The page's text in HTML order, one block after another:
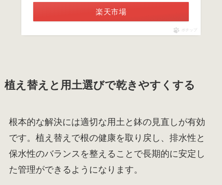
楽天市場
ポチップ
植え替えと用土選びで乾きやすくする
根本的な解決には適切な用土と鉢の見直しが有効
です。植え替えで根の健康を取り戻し、排水性と
保水性のバランスを整えることで長期的に安定し
た管理ができるようになります。